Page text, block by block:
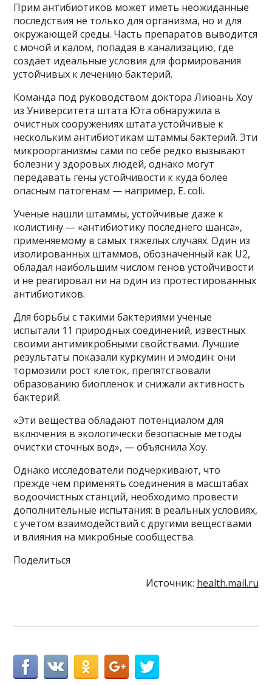
Прим антибиотиков может иметь неожиданные
последствия не только для организма, но и для
окружающей среды. Часть препаратов выводится
с мочой и калом, попадая в канализацию, где
создает идеальные условия для формирования
устойчивых к лечению бактерий.
Команда под руководством доктора Лиюань Хоу
из Университета штата Юта обнаружила в
очистных сооружениях штата устойчивые к
нескольким антибиотикам штаммы бактерий. Эти
микроорганизмы сами по себе редко вызывают
болезни у здоровых людей, однако могут
передавать гены устойчивости к куда более
опасным патогенам — например, E. coli.
Ученые нашли штаммы, устойчивые даже к
колистину — «антибиотику последнего шанса»,
применяемому в самых тяжелых случаях. Один из
изолированных штаммов, обозначенный как U2,
обладал наибольшим числом генов устойчивости
и не реагировал ни на один из протестированных
антибиотиков.
Для борьбы с такими бактериями ученые
испытали 11 природных соединений, известных
своими антимикробными свойствами. Лучшие
результаты показали куркумин и эмодин: они
тормозили рост клеток, препятствовали
образованию биопленок и снижали активность
бактерий.
«Эти вещества обладают потенциалом для
включения в экологически безопасные методы
очистки сточных вод», — объяснила Хоу.
Однако исследователи подчеркивают, что
прежде чем применять соединения в масштабах
водоочистных станций, необходимо провести
дополнительные испытания: в реальных условиях,
с учетом взаимодействий с другими веществами
и влияния на микробные сообщества.
Поделиться
Источник: health.mail.ru